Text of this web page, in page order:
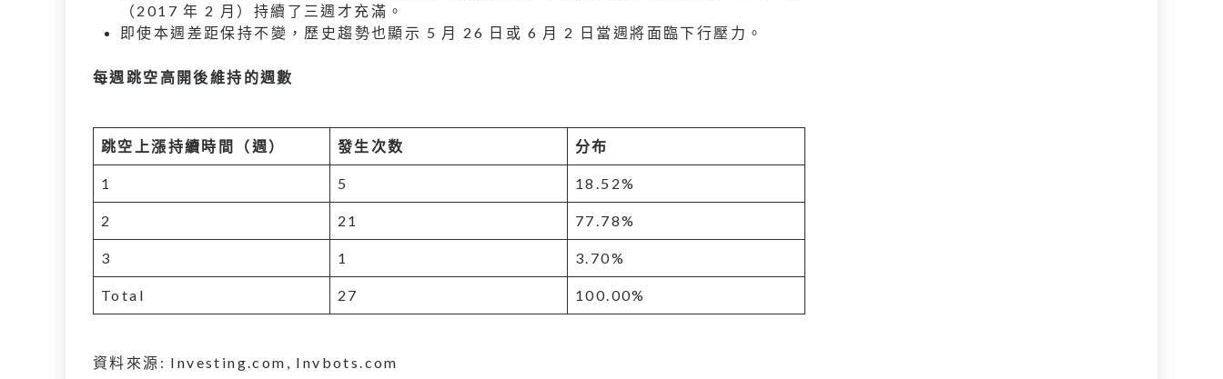
（2017 年 2 月）持續了三週才充滿。
即使本週差距保持不變，歷史趨勢也顯示 5 月 26 日或 6 月 2 日當週將面臨下行壓力。
每週跳空高開後維持的週數
跳空上漲持續時間（週） 發生次数 分布
1 5 18.52%
2 21 77.78%
3 1 3.70%
Total 27 100.00%
資料來源: Investing.com, Invbots.com